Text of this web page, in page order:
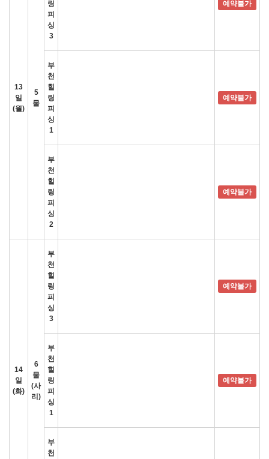
13
일
(월)
5
물
링
피
싱
3
예약불가
부
천
힐
링
피
싱
1
예약불가
부
천
힐
링
피
싱
2
예약불가
14
일
(화)
6
물
(사
리)
부
천
힐
링
피
싱
3
예약불가
부
천
힐
링
피
싱
1
예약불가
부
천